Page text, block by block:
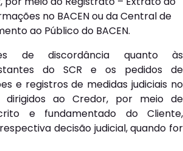
no BACEN ou da Central de
ao Público do BACEN.
de discordância quanto às
do SCR e os pedidos de
e registros de medidas judiciais no
dirigidos ao Credor, por meio de
e fundamentado do Cliente,
decisão judicial, quando for